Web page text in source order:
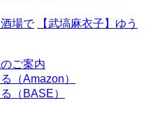
【武塙麻衣子】ゆう
ご案内
（Amazon）
（BASE）